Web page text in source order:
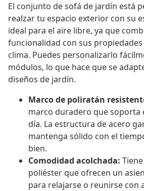
El conjunto de sofá de jardín está
realzar tu espacio exterior con su
ideal para el aire libre, ya que
funcionalidad con sus
clima. Puedes personalizarlo
módulos, lo que hace que se
diseños de jardín.
Marco de poliratán
marco duradero que soporta
día. La estructura de acero
mantenga sólido con el
bien.
Comodidad acolchada:
poliéster que ofrecen un
para relajarse o reunirse con